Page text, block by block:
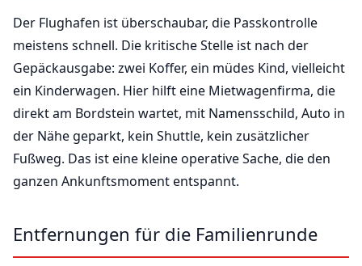
Der Flughafen ist überschaubar, die Passkontrolle
meistens schnell. Die kritische Stelle ist nach der
Gepäckausgabe: zwei Koffer, ein müdes Kind, vielleicht
ein Kinderwagen. Hier hilft eine Mietwagenfirma, die
direkt am Bordstein wartet, mit Namensschild, Auto in
der Nähe geparkt, kein Shuttle, kein zusätzlicher
Fußweg. Das ist eine kleine operative Sache, die den
ganzen Ankunftsmoment entspannt.
Entfernungen für die Familienrunde